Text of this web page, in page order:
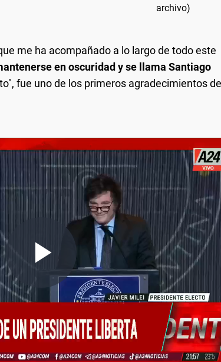
me ha acompañado a lo largo de todo este
en oscuridad y se llama Santiago
fue uno de los primeros agradecimientos